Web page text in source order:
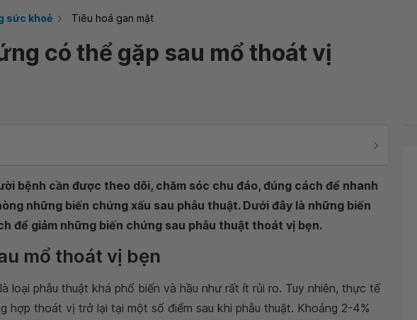
sức khoẻ Tiêu hoá gan mật
có thể gặp sau mổ thoát vị
bệnh cần được theo dõi, chăm sóc chu đáo, đúng cách để nhanh
những biến chứng xấu sau phẫu thuật. Dưới đây là những biến
để giảm những biến chứng sau phẫu thuật thoát vị bẹn.
mổ thoát vị bẹn
là loại phẫu thuật khá phổ biến và hầu như rất ít rủi ro. Tuy nhiên, thực tế
hợp thoát vị trở lại tại một số điểm sau khi phẫu thuật. Khoảng 2-4%